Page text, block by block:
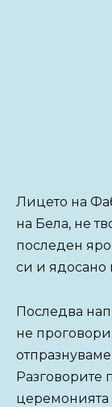
Лицето на
на Бела, не
последен
си и ядосано
Последва
не
Разговорите